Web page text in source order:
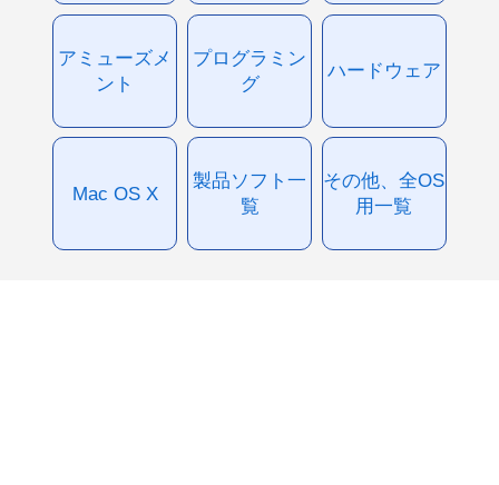
アミューズメ
ント
プログラミン
グ
ハードウェア
Mac OS X
製品ソフト一
覧
その他、全OS
用一覧